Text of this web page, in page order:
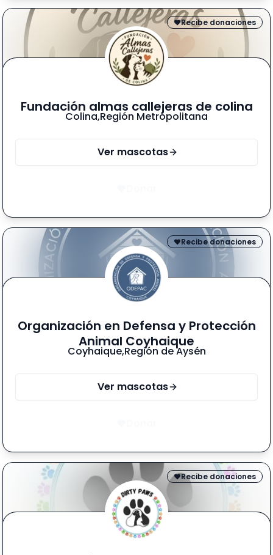
Recibe donaciones
Fundación almas callejeras de colina
Colina,Región Metropolitana
Ver mascotas
Recibe donaciones
Organización en Defensa y Protección
Animal Coyhaique
Coyhaique,Región de Aysén
Ver mascotas
Recibe donaciones